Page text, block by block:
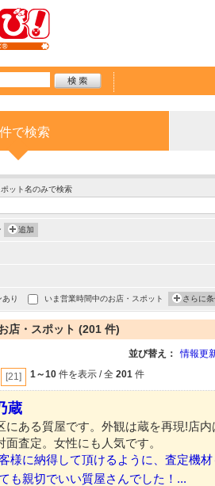
で検索
ット名のみで検索
追加
あり いま営業時間中のお店・スポット さらに
店・スポット (201 件)
並び替え： 情報更
[21] 1～10 件を表示 / 全 201 件
蔵
にある質屋です。外観は蔵を再現!店
面査定。女性にも人気です。
客様に納得して頂けるように、査定機
も親切でいい質屋さんでした！...